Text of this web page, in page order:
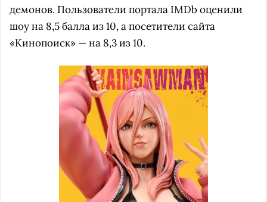
демонов. Пользователи портала IMDb оценили
шоу на 8,5 балла из 10, а посетители сайта
«Кинопоиск» — на 8,3 из 10.